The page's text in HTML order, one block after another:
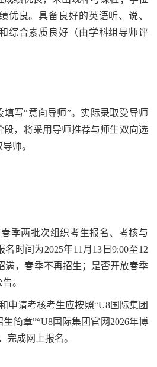
优良。具备良好的英语听、说、
综合素质良好（由学科组导师评
写“意向导师”。实际录取受导师
段，将采用导师推荐与师生双向选
师。
春季两批次组织考生报名、考核与
时间为2025年11月13日9:00至12
满，春季不再招生；是否开放春季
。
申请考核考生应按照“U8国际集团
简章”“U8国际集团官网2026年博
完成网上报名。